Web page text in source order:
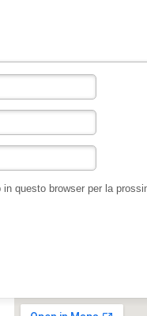
questo browser per la